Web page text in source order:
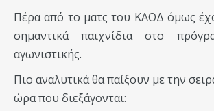
Πέρα από το ματς του ΚΑΟΔ όμως
σημαντικά παιχνίδια στο
αγωνιστικής.
Πιο αναλυτικά θα παίξουν με την
ώρα που διεξάγονται: